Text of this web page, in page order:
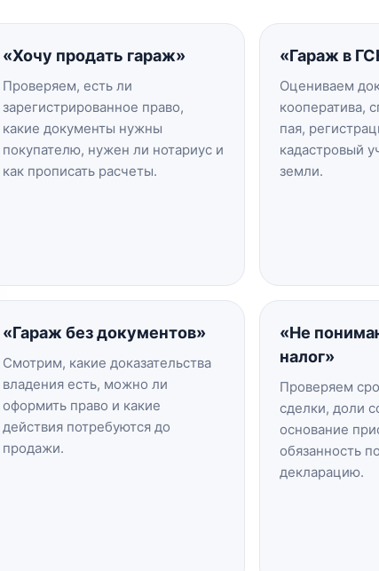
«Хочу продать гараж»
Проверяем, есть ли
зарегистрированное право,
какие документы нужны
покупателю, нужен ли нотариус и
как прописать расчеты.
«Гараж в
Оцениваем
кооператива,
пая,
кадастровый
земли.
«Гараж без документов»
Смотрим, какие доказательства
владения есть, можно ли
оформить право и какие
действия потребуются до
продажи.
«Не
налог»
Проверяем
сделки, доли
основание
обязанность
декларацию.